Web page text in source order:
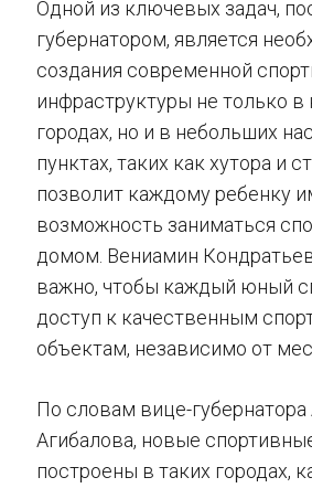
Одной из ключевых задач,
губернатором, является
создания современной
инфраструктуры не только в
городах, но и в небольших
пунктах, таких как хутора и
позволит каждому ребенку
возможность заниматься
домом. Вениамин
важно, чтобы каждый юный
доступ к качественным
объектам, независимо от
По словам вице-губернатора
Агибалова, новые
построены в таких городах,